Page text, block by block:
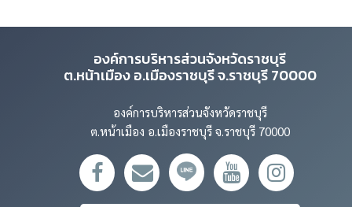
องค์การบริหารส่วนจังหวัดราชบุรี
ต.หน้าเมือง อ.เมืองราชบุรี จ.ราชบุรี 70000
องค์การบริหารส่วนจังหวัดราชบุรี
ต.หน้าเมือง อ.เมืองราชบุรี จ.ราชบุรี 70000